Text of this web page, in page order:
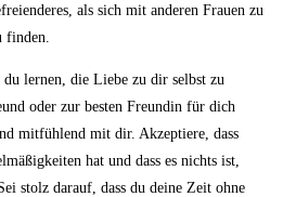
als sich mit anderen Frauen zu
finden.
lernen, die Liebe zu dir selbst zu
oder zur besten Freundin für dich
mitfühlend mit dir. Akzeptiere, dass
hat und dass es nichts ist,
stolz darauf, dass du deine Zeit ohne